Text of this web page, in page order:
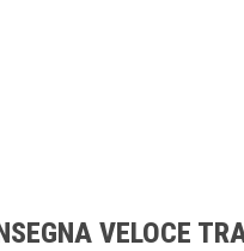
VELOCE